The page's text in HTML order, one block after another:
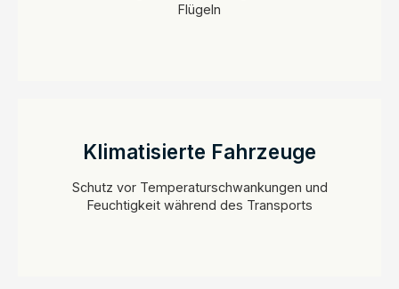
Flügeln
Klimatisierte Fahrzeuge
Schutz vor Temperaturschwankungen und
Feuchtigkeit während des Transports